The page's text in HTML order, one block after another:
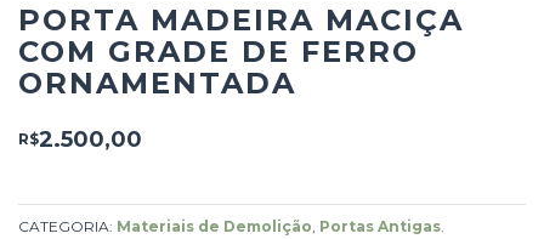
PORTA MADEIRA MACIÇA
COM GRADE DE FERRO
ORNAMENTADA
R$2.500,00
CATEGORIA: Materiais de Demolição Portas Antigas